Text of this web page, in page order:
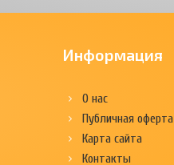
Информация
О нас
Публичная оферта
Карта сайта
Контакты